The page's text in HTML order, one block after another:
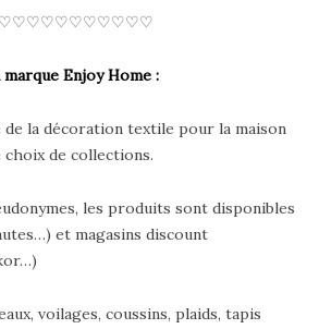
♡♡♡♡♡♡♡♡♡♡♡
Enjoy Home :
la décoration textile pour la maison
de collections.
les produits sont disponibles
et magasins discount
voilages, coussins, plaids, tapis